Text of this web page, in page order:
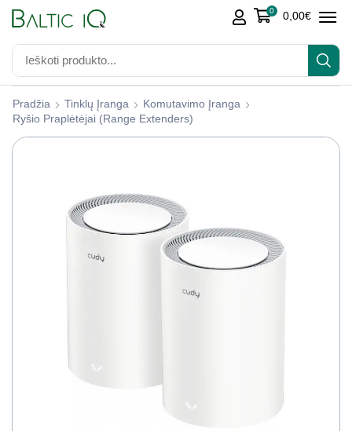
0 0,00€
Pradžia Tinklų Įranga
Komutavimo Įranga
Ryšio Praplėtėjai (range Extenders)